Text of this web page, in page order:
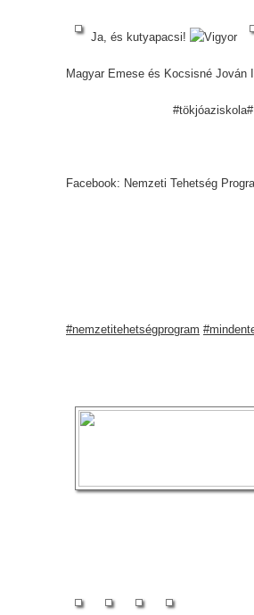
Ja, és kutyapacsi!
Magyar Emese és Kocsisné Jován
#tökjóaziskola#
Facebook: Nemzeti Tehetség
#nemzetitehetségprogram